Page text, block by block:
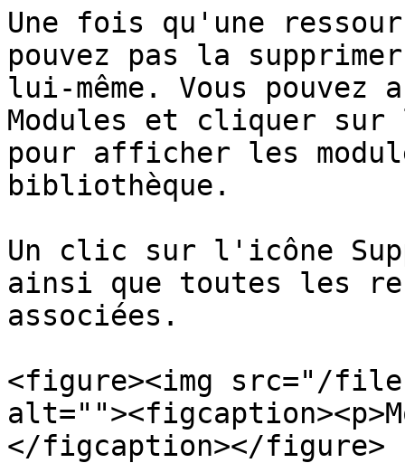
Une fois qu'une
pouvez pas la
lui-même. Vous
Modules et cliquer sur
pour afficher les
bibliothèque.
Un clic sur l'icône
ainsi que toutes les
associées.
<figure><img src="/files/
</figcaption></figure>